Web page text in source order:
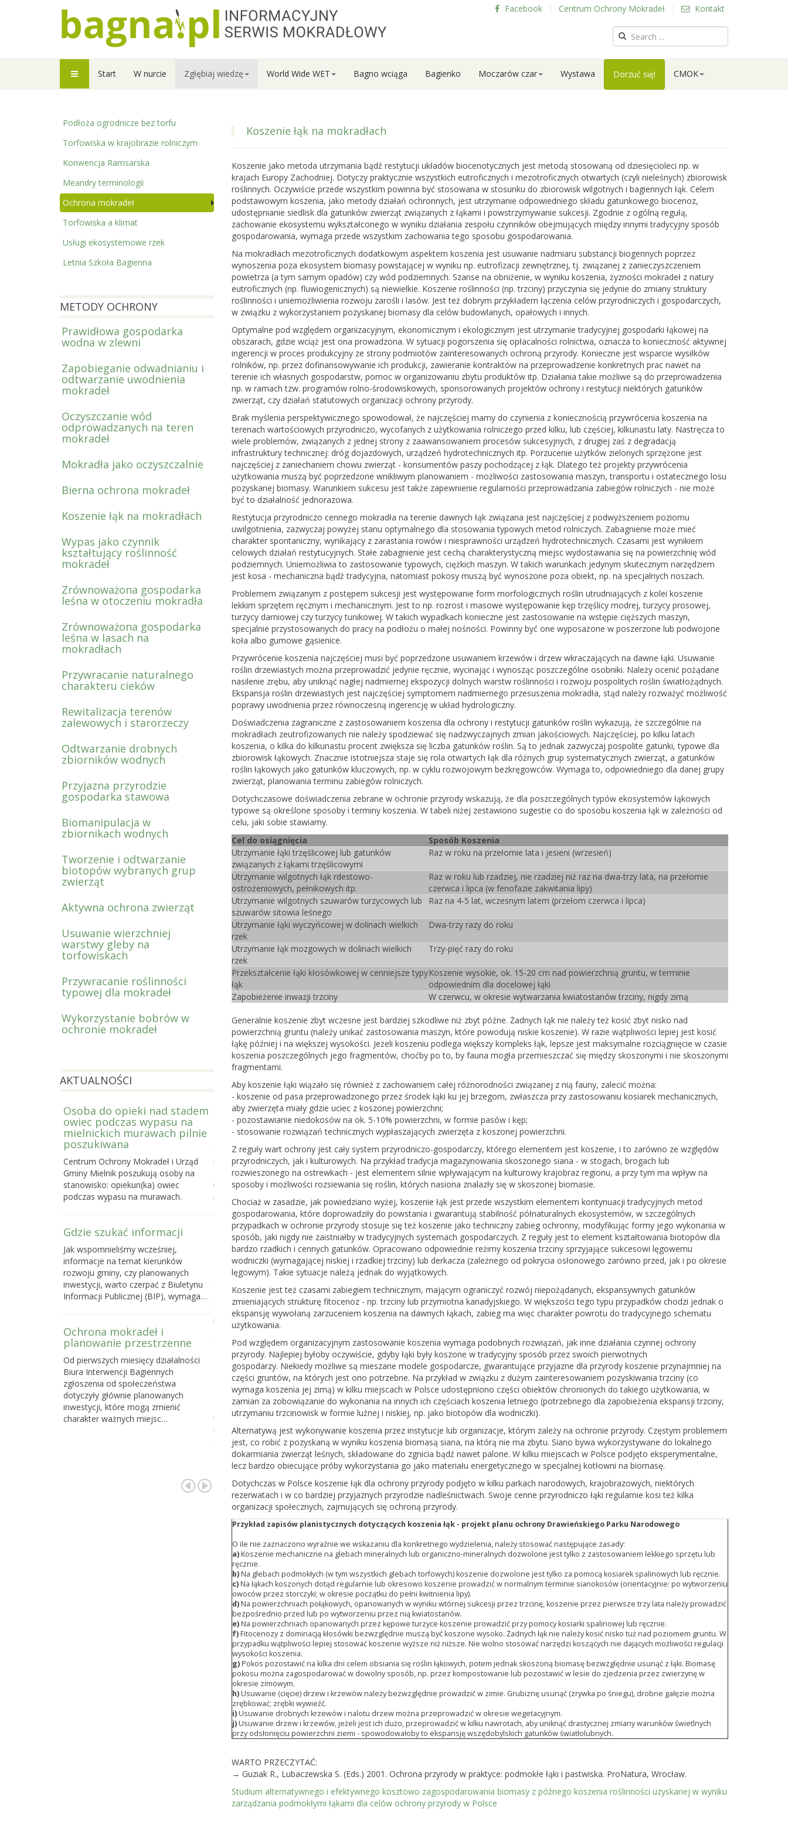
Facebook | Centrum Ochrony Mokradeł | Kontakt
Start W nurcie Zgłębiaj wiedzę World Wide WET Bagno wciąga Bagienko Moczarów czar Wystawa Dorzuć się! CMOK
Koszenie łąk na mokradłach
Koszenie jako metoda utrzymania bądź restytucji układów biocenotycznych jest metodą stosowaną od dziesięcioleci np. w
krajach Europy Zachodniej. Dotyczy praktycznie wszystkich eutroficznych i mezotroficznych otwartych (czyli nieleśnych) zbiorowisk
roślinnych. Oczywiście przede wszystkim powinna być stosowana w stosunku do zbiorowisk wilgotnych i bagiennych łąk. Celem
podstawowym koszenia, jako metody działań ochronnych, jest utrzymanie odpowiedniego składu gatunkowego biocenoz,
udostępnianie siedlisk dla gatunków zwierząt związanych z łąkami i powstrzymywanie sukcesji. Zgodnie z ogólną regułą,
zachowanie ekosystemu wykształconego w wyniku działania zespołu czynników obejmujących między innymi tradycyjny sposób
gospodarowania, wymaga przede wszystkim zachowania tego sposobu gospodarowania.
Na mokradłach mezotroficznych dodatkowym aspektem koszenia jest usuwanie nadmiaru substancji biogennych poprzez
wynoszenia poza ekosystem biomasy powstającej w wyniku np. eutrofizacji zewnętrznej, tj. związanej z zanieczyszczeniem
powietrza (a tym samym opadów) czy wód podziemnych. Szanse na obniżenie, w wyniku koszenia, żyzności mokradeł z natury
eutroficznych (np. fluwiogenicznych) są niewielkie. Koszenie roślinności (np. trzciny) przyczynia się jedynie do zmiany struktury
roślinności i uniemożliwienia rozwoju zarośli i lasów. Jest też dobrym przykładem łączenia celów przyrodniczych i gospodarczych,
w związku z wykorzystaniem pozyskanej biomasy dla celów budowlanych, opałowych i innych.
Optymalne pod względem organizacyjnym, ekonomicznym i ekologicznym jest utrzymanie tradycyjnej gospodarki łąkowej na
obszarach, gdzie wciąż jest ona prowadzona. W sytuacji pogorszenia się opłacalności rolnictwa, oznacza to konieczność aktywnej
ingerencji w proces produkcyjny ze strony podmiotów zainteresowanych ochroną przyrody. Konieczne jest wsparcie wysiłków
rolników, np. przez dofinansowywanie ich produkcji, zawieranie kontraktów na przeprowadzenie konkretnych prac nawet na
terenie ich własnych gospodarstw, pomoc w organizowaniu zbytu produktów itp. Działania takie możliwe są do przeprowadzenia
np. w ramach tzw. programów rolno-środowiskowych, sponsorowanych projektów ochrony i restytucji niektórych gatunków
zwierząt, czy działań statutowych organizacji ochrony przyrody.
Brak myślenia perspektywicznego spowodował, że najczęściej mamy do czynienia z koniecznością przywrócenia koszenia na
terenach wartościowych przyrodniczo, wycofanych z użytkowania rolniczego przed kilku, lub częściej, kilkunastu laty. Nastręcza to
wiele problemów, związanych z jednej strony z zaawansowaniem procesów sukcesyjnych, z drugiej zaś z degradacją
infrastruktury technicznej: dróg dojazdowych, urządzeń hydrotechnicznych itp. Porzucenie użytków zielonych sprzężone jest
najczęściej z zaniechaniem chowu zwierząt - konsumentów paszy pochodzącej z łąk. Dlatego też projekty przywrócenia
użytkowania muszą być poprzedzone wnikliwym planowaniem - możliwości zastosowania maszyn, transportu i ostatecznego losu
pozyskanej biomasy. Warunkiem sukcesu jest także zapewnienie regularności przeprowadzania zabiegów rolniczych - nie może
być to działalność jednorazowa.
Restytucja przyrodniczo cennego mokradła na terenie dawnych łąk związana jest najczęściej z podwyższeniem poziomu
uwilgotnienia, zazwyczaj powyżej stanu optymalnego dla stosowania typowych metod rolniczych. Zabagnienie może mieć
charakter spontaniczny, wynikający z zarastania rowów i niesprawności urządzeń hydrotechnicznych. Czasami jest wynikiem
celowych działań restytucyjnych. Stałe zabagnienie jest cechą charakterystyczną miejsc wydostawania się na powierzchnię wód
podziemnych. Uniemożliwia to zastosowanie typowych, ciężkich maszyn. W takich warunkach jedynym skutecznym narzędziem
jest kosa - mechaniczna bądź tradycyjna, natomiast pokosy muszą być wynoszone poza obiekt, np. na specjalnych noszach.
Problemem związanym z postępem sukcesji jest występowanie form morfologicznych roślin utrudniających z kolei koszenie
lekkim sprzętem ręcznym i mechanicznym. Jest to np. rozrost i masowe występowanie kęp trzęślicy modrej, turzycy prosowej,
turzycy darniowej czy turzycy tunikowej. W takich wypadkach konieczne jest zastosowanie na wstępie cięższych maszyn,
specjalnie przystosowanych do pracy na podłożu o małej nośności. Powinny być one wyposażone w poszerzone lub podwojone
koła albo gumowe gąsienice.
Przywrócenie koszenia najczęściej musi być poprzedzone usuwaniem krzewów i drzew wkraczających na dawne łąki. Usuwanie
roślin drzewiastych można przeprowadzić jedynie ręcznie, wycinając i wynosząc poszczególne osobniki. Należy ocenić pożądane
nasilenie zrębu, aby uniknąć nagłej nadmiernej ekspozycji dolnych warstw roślinności i rozwoju pospolitych roślin światłożądnych.
Ekspansja roślin drzewiastych jest najczęściej symptomem nadmiernego przesuszenia mokradła, stąd należy rozważyć możliwość
poprawy uwodnienia przez równoczesną ingerencję w układ hydrologiczny.
Doświadczenia zagraniczne z zastosowaniem koszenia dla ochrony i restytucji gatunków roślin wykazują, że szczególnie na
mokradłach zeutrofizowanych nie należy spodziewać się nadzwyczajnych zmian jakościowych. Najczęściej, po kilku latach
koszenia, o kilka do kilkunastu procent zwiększa się liczba gatunków roślin. Są to jednak zazwyczaj pospolite gatunki, typowe dla
zbiorowisk łąkowych. Znacznie istotniejsza staje się rola otwartych łąk dla różnych grup systematycznych zwierząt, a gatunków
roślin łąkowych jako gatunków kluczowych, np. w cyklu rozwojowym bezkręgowców. Wymaga to, odpowiedniego dla danej grupy
zwierząt, planowania terminu zabiegów rolniczych.
Dotychczasowe doświadczenia zebrane w ochronie przyrody wskazują, że dla poszczególnych typów ekosystemów łąkowych
typowe są określone sposoby i terminy koszenia. W tabeli niżej zestawiono sugestie co do sposobu koszenia łąk w zależności od
celu, jaki sobie stawiamy.
Cel do osiągnięcia
Sposób Koszenia
Utrzymanie łąki trzęślicowej lub gatunków
związanych z łąkami trzęślicowymi
Raz w roku na przełomie lata i jesieni (wrzesień)
Utrzymanie wilgotnych łąk rdestowo-
ostrożeniowych, pełnikowych itp.
Raz w roku lub rzadziej, nie rzadziej niż raz na dwa-trzy lata, na przełomie
czerwca i lipca (w fenofazie zakwitania lipy)
Utrzymanie wilgotnych szuwarów turzycowych lub
szuwarów sitowia leśnego
Raz na 4-5 lat, wczesnym latem (przełom czerwca i lipca)
Utrzymanie łąki wyczyńcowej w dolinach wielkich
rzek
Dwa-trzy razy do roku
Utrzymanie łąk mozgowych w dolinach wielkich
rzek
Trzy-pięć razy do roku
Przekształcenie łąki kłosówkowej w cenniejsze typy
łąk
Koszenie wysokie, ok. 15-20 cm nad powierzchnią gruntu, w terminie
odpowiednim dla docelowej łąki
Zapobieżenie inwazji trzciny
W czerwcu, w okresie wytwarzania kwiatostanów trzciny, nigdy zimą
Generalnie koszenie zbyt wczesne jest bardziej szkodliwe niż zbyt późne. Żadnych łąk nie należy też kosić zbyt nisko nad
powierzchnią gruntu (należy unikać zastosowania maszyn, które powodują niskie koszenie). W razie wątpliwości lepiej jest kosić
łąkę później i na większej wysokości. Jeżeli koszeniu podlega większy kompleks łąk, lepsze jest maksymalne rozciągnięcie w czasie
koszenia poszczególnych jego fragmentów, choćby po to, by fauna mogła przemieszczać się między skoszonymi i nie skoszonymi
fragmentami.
Aby koszenie łąki wiązało się również z zachowaniem całej różnorodności związanej z nią fauny, zalecić można:
- koszenie od pasa przeprowadzonego przez środek łąki ku jej brzegom, zwłaszcza przy zastosowaniu kosiarek mechanicznych,
aby zwierzęta miały gdzie uciec z koszonej powierzchni;
- pozostawianie niedokosów na ok. 5-10% powierzchni, w formie pasów i kęp;
- stosowanie rozwiązań technicznych wypłaszających zwierzęta z koszonej powierzchni.
Z reguły wart ochrony jest cały system przyrodniczo-gospodarczy, którego elementem jest koszenie, i to zarówno ze względów
przyrodniczych, jak i kulturowych. Na przykład tradycja magazynowania skoszonego siana - w stogach, brogach lub
rozwieszonego na ostrewkach - jest elementem silnie wpływającym na kulturowy krajobraz regionu, a przy tym ma wpływ na
sposoby i możliwości rozsiewania się roślin, których nasiona znalazły się w skoszonej biomasie.
Chociaż w zasadzie, jak powiedziano wyżej, koszenie łąk jest przede wszystkim elementem kontynuacji tradycyjnych metod
gospodarowania, które doprowadziły do powstania i gwarantują stabilność półnaturalnych ekosystemów, w szczególnych
przypadkach w ochronie przyrody stosuje się też koszenie jako techniczny zabieg ochronny, modyfikując formy jego wykonania w
sposób, jaki nigdy nie zaistniałby w tradycyjnych systemach gospodarczych. Z reguły jest to element kształtowania biotopów dla
bardzo rzadkich i cennych gatunków. Opracowano odpowiednie reżimy koszenia trzciny sprzyjające sukcesowi lęgowemu
wodniczki (wymagającej niskiej i rzadkiej trzciny) lub derkacza (zależnego od pokrycia osłonowego zarówno przed, jak i po okresie
lęgowym). Takie sytuacje należą jednak do wyjątkowych.
Koszenie jest też czasami zabiegiem technicznym, mającym ograniczyć rozwój niepożądanych, ekspansywnych gatunków
zmieniających strukturę fitocenoz - np. trzciny lub przymiotna kanadyjskiego. W większości tego typu przypadków chodzi jednak o
ekspansję wywołaną zarzuceniem koszenia na dawnych łąkach, zabieg ma więc charakter powrotu do tradycyjnego schematu
użytkowania.
Pod względem organizacyjnym zastosowanie koszenia wymaga podobnych rozwiązań, jak inne działania czynnej ochrony
przyrody. Najlepiej byłoby oczywiście, gdyby łąki były koszone w tradycyjny sposób przez swoich pierwotnych
gospodarzy. Niekiedy możliwe są mieszane modele gospodarcze, gwarantujące przyjazne dla przyrody koszenie przynajmniej na
części gruntów, na których jest ono potrzebne. Na przykład w związku z dużym zainteresowaniem pozyskiwania trzciny (co
wymaga koszenia jej zimą) w kilku miejscach w Polsce udostępniono części obiektów chronionych do takiego użytkowania, w
zamian za zobowiązanie do wykonania na innych ich częściach koszenia letniego (potrzebnego dla zapobieżenia ekspansji trzciny,
utrzymaniu trzcinowisk w formie luźnej i niskiej, np. jako biotopów dla wodniczki).
Alternatywą jest wykonywanie koszenia przez instytucje lub organizacje, którym zależy na ochronie przyrody. Częstym problemem
jest, co robić z pozyskaną w wyniku koszenia biomasą siana, na którą nie ma zbytu. Siano bywa wykorzystywane do lokalnego
dokarmiania zwierząt leśnych, składowane do zgnicia bądź nawet palone. W kilku miejscach w Polsce podjęto eksperymentalne,
lecz bardzo obiecujące próby wykorzystania go jako materiału energetycznego w specjalnej kotłowni na biomasę.
Dotychczas w Polsce koszenie łąk dla ochrony przyrody podjęto w kilku parkach narodowych, krajobrazowych, niektórych
rezerwatach i w co bardziej przyjaznych przyrodzie nadleśnictwach. Swoje cenne przyrodniczo łąki regularnie kosi też kilka
organizacji społecznych, zajmujących się ochroną przyrody.
Przykład zapisów planistycznych dotyczących koszenia łąk - projekt planu ochrony Drawieńskiego Parku Narodowego
O ile nie zaznaczono wyraźnie we wskazaniu dla konkretnego wydzielenia, należy stosować następujące zasady:
a)Koszenie mechaniczne na glebach mineralnych lub organiczno-mineralnych dozwolone jest tylko z zastosowaniem lekkiego sprzętu lub
ręcznie.
b)Na glebach podmokłych (w tym wszystkich glebach torfowych) koszenie dozwolone jest tylko za pomocą kosiarek spalinowych lub ręcznie.
c)Na łąkach koszonych dotąd regularnie lub okresowo koszenie prowadzić w normalnym terminie sianokosów (orientacyjnie: po wytworzeniu
owoców przez storczyki; w okresie początku do pełni kwitnienia lipy).
d)Na powierzchniach połąkowych, opanowanych w wyniku wtórnej sukcesji przez trzcinę, koszenie przez pierwsze trzy lata należy prowadzić
bezpośrednio przed lub po wytworzeniu przez nią kwiatostanów.
e)Na powierzchniach opanowanych przez kępowe turzyce koszenie prowadzić przy pomocy kosiarki spalinowej lub ręcznie.
f)Fitocenozy z dominacją kłosówki bezwzględnie muszą być koszone wysoko. Żadnych łąk nie należy kosić nisko tuż nad poziomem gruntu. W
przypadku wątpliwości lepiej stosować koszenie wyższe niż niższe. Nie wolno stosować narzędzi koszących nie dających możliwości regulacji
wysokości koszenia.
g)Pokos pozostawić na kilka dni celem obsiania się roślin łąkowych, potem jednak skoszoną biomasę bezwzględnie usunąć z łąki. Biomasę
pokosu można zagospodarować w dowolny sposób, np. przez kompostowanie lub pozostawić w lesie do zjedzenia przez zwierzynę w
okresie zimowym.
h)Usuwanie (cięcie) drzew i krzewów należy bezwzględnie prowadzić w zimie. Grubiznę usunąć (zrywka po śniegu), drobne gałęzie można
zrębkować; zrębki wywieźć.
i)Usuwanie drobnych krzewów i nalotu drzew można przeprowadzić w okresie wegetacyjnym.
j)Usuwanie drzew i krzewów, jeżeli jest ich dużo, przeprowadzić w kilku nawrotach, aby uniknąć drastycznej zmiany warunków świetlnych
przy odsłonięciu powierzchni ziemi - spowodowałoby to ekspansję wszędobylskich gatunków światłolubnych.
WARTO PRZECZYTAĆ:
→ Guziak R., Lubaczewska S. (Eds.) 2001. Ochrona przyrody w praktyce: podmokłe łąki i pastwiska. ProNatura, Wrocław.
Studium alternatywnego i efektywnego kosztowo zagospodarowania biomasy z późnego koszenia roślinności uzyskanej w wyniku
zarządzania podmokłymi łąkami dla celów ochrony przyrody w Polsce
Podłoża ogrodnicze bez torfu
Torfowiska w krajobrazie rolniczym
Konwencja Ramsarska
Meandry terminologii
Ochrona mokradeł
Torfowiska a klimat
Usługi ekosystemowe rzek
Letnia Szkoła Bagienna
METODY OCHRONY
Prawidłowa gospodarka
wodna w zlewni
Zapobieganie odwadnianiu i
odtwarzanie uwodnienia
mokradeł
Oczyszczanie wód
odprowadzanych na teren
mokradeł
Mokradła jako oczyszczalnie
Bierna ochrona mokradeł
Koszenie łąk na mokradłach
Wypas jako czynnik
kształtujący roślinność
mokradeł
Zrównoważona gospodarka
leśna w otoczeniu mokradła
Zrównoważona gospodarka
leśna w lasach na
mokradłach
Przywracanie naturalnego
charakteru cieków
Rewitalizacja terenów
zalewowych i starorzeczy
Odtwarzanie drobnych
zbiorników wodnych
Przyjazna przyrodzie
gospodarka stawowa
Biomanipulacja w
zbiornikach wodnych
Tworzenie i odtwarzanie
biotopów wybranych grup
zwierząt
Aktywna ochrona zwierząt
Usuwanie wierzchniej
warstwy gleby na
torfowiskach
Przywracanie roślinności
typowej dla mokradeł
Wykorzystanie bobrów w
ochronie mokradeł
AKTUALNOŚCI
Osoba do opieki nad stadem
owiec podczas wypasu na
mielnickich murawach pilnie
poszukiwana
Centrum Ochrony Mokradeł i Urząd
Gminy Mielnik poszukują osoby na
stanowisko: opiekun(ka) owiec
podczas wypasu na murawach.
Gdzie szukać informacji
Jak wspomnieliśmy wcześniej,
informacje na temat kierunków
rozwoju gminy, czy planowanych
inwestycji, warto czerpać z Biuletynu
Informacji Publicznej (BIP), wymaga…
Ochrona mokradeł i
planowanie przestrzenne
Od pierwszych miesięcy działalności
Biura Interwencji Bagiennych
zgłoszenia od społeczeństwa
dotyczyły głównie planowanych
inwestycji, które mogą zmienić
charakter ważnych miejsc…
Prowadzimy nabór do
Letniej Szkoły Bagiennej
2026
Centrum Ochrony Mokradeł otwiera
nabór do trzeciej edycji Letniej Szkoły
Bagiennej, czyli tygodniowego
terenowego kursu ekologii i ochrony
mokradeł, która…
Poselski projekt ustawy o
zmianie ustawy o ochronie
przyrody
Do 16 maja br. możesz zabrać głos w
sprawie poselskiego projektu ustawy
o ochronie przyrody dającej
samorządom prawo blokowania
powstawania…
Dlaczego mokradła i
torfowiska potrzebują
działań oddolnych lokalnych
społeczności?
Z naszych doświadczeń wynika, że
najskuteczniejsze interwencje mające
na celu ochronę tych niezwykle
cennych i ważnych siedlisk to te,
gdzie…